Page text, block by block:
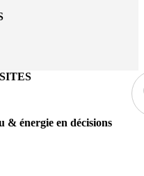
& énergie en décisions